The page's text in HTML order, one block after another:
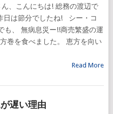
、こんにちは! 総務の渡辺で
は節分でしたね! シー・コ
も、 無病息災ー!!商売繁盛の運
巻を食べました。 恵方を向い
Read More
遅い理由